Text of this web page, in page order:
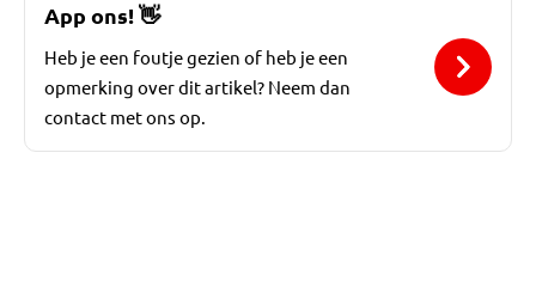
App ons!👋
Heb je een foutje gezien of heb je een
opmerking over dit artikel? Neem dan
contact met ons op.